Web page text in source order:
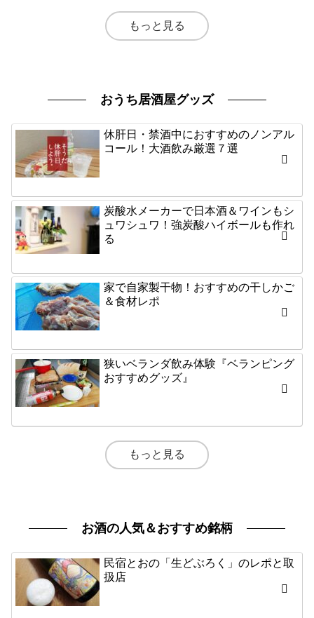
もっと見る
おうち居酒屋グッズ
休肝日・禁酒中におすすめのノンアル
コール！大酒飲み厳選７選
炭酸水メーカーで日本酒＆ワインもシ
ュワシュワ！強炭酸ハイボールも作れ
る
家で自家製干物！おすすめの干しかご
＆食材レポ
狭いベランダ飲み体験『ベランピング
おすすめグッズ』
もっと見る
お酒の人気＆おすすめ銘柄
民宿とおの「生どぶろく」のレポと取
扱店